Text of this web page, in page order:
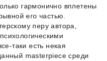
гармонично вплетены
его частью.
перу автора,
таки есть некая
masterpiece среди